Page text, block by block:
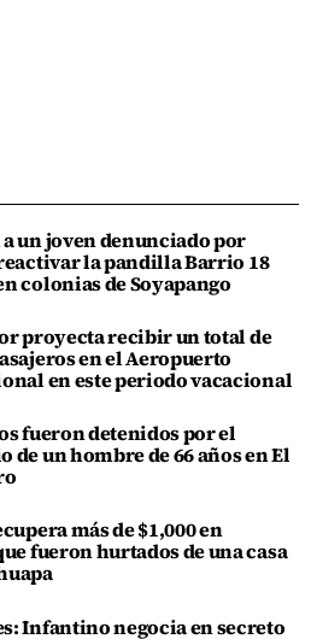
un joven denunciado por
la pandilla Barrio 18
colonias de Soyapango
proyecta recibir un total de
en el Aeropuerto
en este periodo vacacional
fueron detenidos por el
de un hombre de 66 años en El
más de $1,000 en
fueron hurtados de una casa
Infantino negocia en secreto